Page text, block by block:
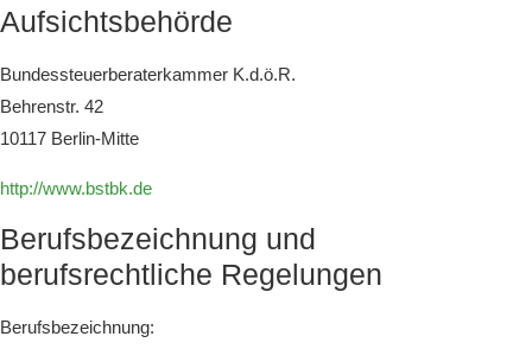
Aufsichtsbehörde
Bundessteuerberaterkammer K.d.ö.R.
Behrenstr. 42
10117 Berlin-Mitte
http://www.bstbk.de
Berufsbezeichnung und
berufsrechtliche Regelungen
Berufsbezeichnung: